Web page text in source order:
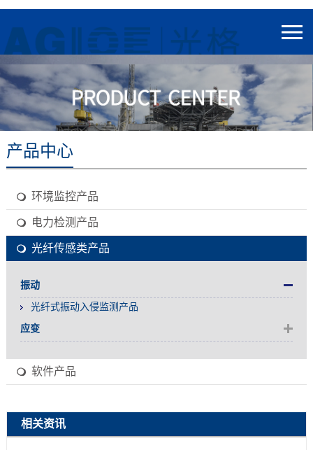
产品中心
环境监控产品
电力检测产品
光纤传感类产品
振动
光纤式振动入侵监测产品
应变
软件产品
相关资讯